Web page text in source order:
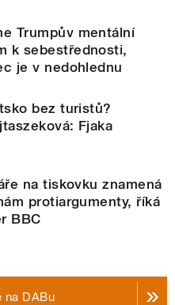
Trumpův mentální
k sebestřednosti,
je v nedohlednu
bez turistů?
Fjaka
na tiskovku znamená
protiargumenty, říká
BBC
na DABu